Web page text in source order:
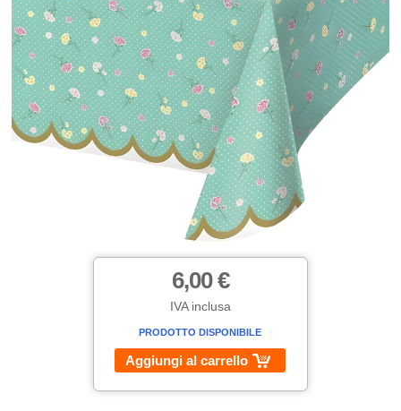
6,00 €
IVA inclusa
PRODOTTO DISPONIBILE
Aggiungi al carrello